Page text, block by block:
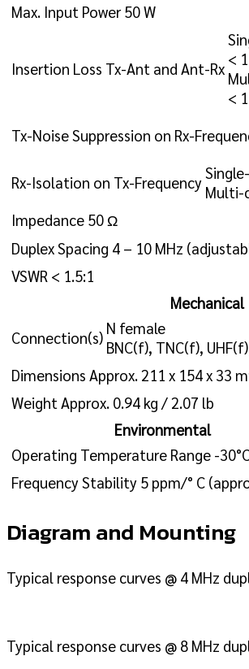
Max. Input Power 50 W
Insertion Loss Tx-Ant and Ant-Rx <
<
Tx-Noise Suppression on Rx-
Rx-Isolation on Tx-Frequency Multi-
Impedance 50 Ω
Duplex Spacing 4 – 10 MHz
VSWR < 1.5:1
Mechanical
Connection(s) N female
BNC(f), TNC(f),
Dimensions Approx. 211 x 154 x 33
Weight Approx. 0.94 kg / 2.07 lb
Environmental
Operating Temperature Range -
Frequency Stability 5 ppm/° C
Diagram and Mounting
Typical response curves @ 4 MHz
Typical response curves @ 8 MHz